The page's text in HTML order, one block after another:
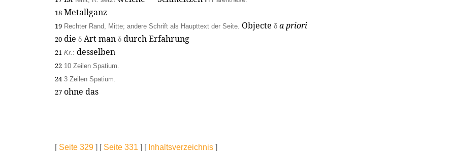
18 Metallganz
19 Rechter Rand, Mitte; andere Schrift als Haupttext der Seite. Objecte δ a priori
20 die δ Art man δ durch Erfahrung
21 Kr. : desselben
22 10 Zeilen Spatium.
24 3 Zeilen Spatium.
27 ohne das
[ Seite 329 ] [ Seite 331 ] [ Inhaltsverzeichnis ]